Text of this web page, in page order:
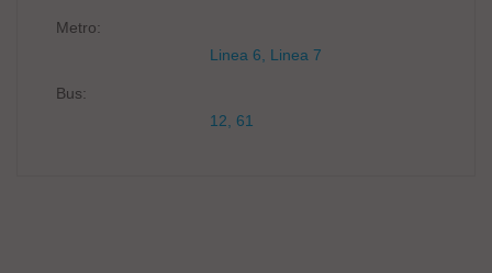
Metro:
Linea 6, Linea 7
Bus:
12, 61